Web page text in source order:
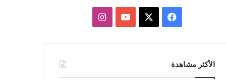
فيسبوك يوتيوبانستقرام
الأكثر مشاهدة